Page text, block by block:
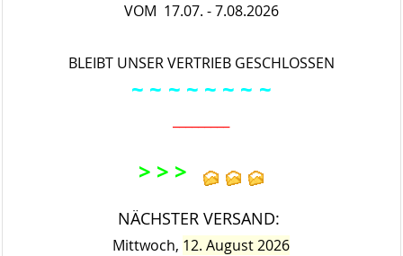
VOM 17.07. - 7.08.2026
BLEIBT UNSER VERTRIEB GESCHLOSSEN
~ ~ ~ ~ ~ ~ ~ ~
> > >
NÄCHSTER VERSAND:
Mittwoch, 12. August 2026